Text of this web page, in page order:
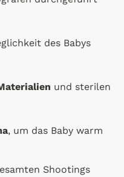
des Babys
und sterilen
, um das Baby warm
Shootings